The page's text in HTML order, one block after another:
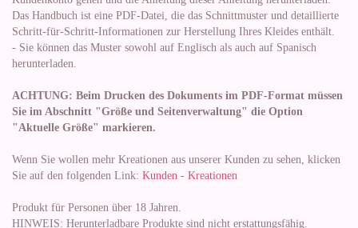
Das Handbuch ist eine PDF-Datei, die das Schnittmuster und detaillierte
Schritt-für-Schritt-Informationen zur Herstellung Ihres Kleides enthält.
- Sie können das Muster sowohl auf Englisch als auch auf Spanisch
herunterladen.
ACHTUNG: Beim Drucken des Dokuments im PDF-Format müssen
Sie im Abschnitt "Größe und Seitenverwaltung" die Option
"Aktuelle Größe" markieren.
Wenn Sie wollen mehr Kreationen aus unserer Kunden zu sehen, klicken
Sie auf den folgenden Link: Kunden - Kreationen
Produkt für Personen über 18 Jahren.
HINWEIS: Herunterladbare Produkte sind nicht erstattungsfähig.